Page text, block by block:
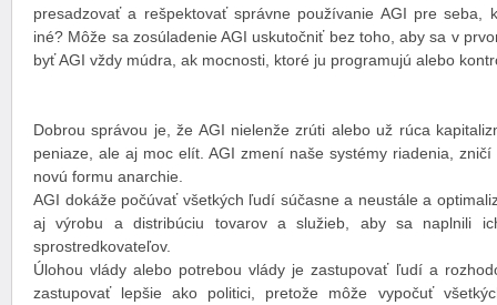
presadzovať a rešpektovať správne používanie AGI pre seba,
iné? Môže sa zosúladenie AGI uskutočniť bez toho, aby sa v
byť AGI vždy múdra, ak mocnosti, ktoré ju programujú alebo
Dobrou správou je, že AGI nielenže zrúti alebo už rúca
peniaze, ale aj moc elít. AGI zmení naše systémy riadenia,
novú formu anarchie.
AGI dokáže počúvať všetkých ľudí súčasne a neustále a
aj výrobu a distribúciu tovarov a služieb, aby sa naplnili
sprostredkovateľov.
Úlohou vlády alebo potrebou vlády je zastupovať ľudí a
zastupovať lepšie ako politici, pretože môže vypočuť